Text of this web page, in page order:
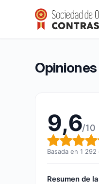
BKeeper Gloves
Calificación9,6/10(1
9,6/10
Basada en 1
Resumen de